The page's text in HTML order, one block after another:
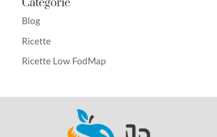
Categorie
Blog
Ricette
Ricette Low FodMap